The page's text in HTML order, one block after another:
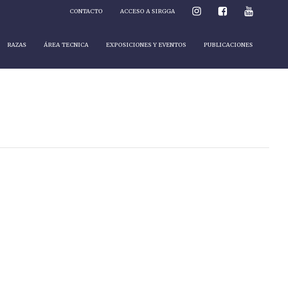
CONTACTO ACCESO A SIRGGA
RAZAS ÁREA TECNICA EXPOSICIONES Y EVENTOS PUBLICACIONES